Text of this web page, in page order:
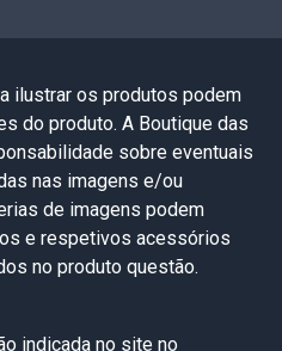
ilustrar os produtos podem
do produto. A Boutique das
sobre eventuais
nas imagens e/ou
de imagens podem
e respetivos acessórios
no produto questão.
indicada no site no